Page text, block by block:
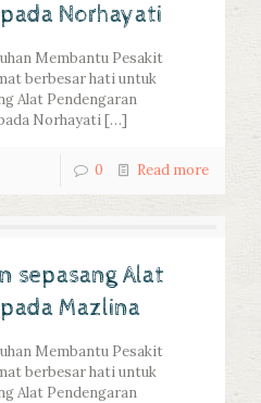
Norhayati
Membantu Pesakit
berbesar hati untuk
Alat Pendengaran
Norhayati[…]
0 Read more
sepasang Alat
Mazlina
Membantu Pesakit
berbesar hati untuk
Alat Pendengaran